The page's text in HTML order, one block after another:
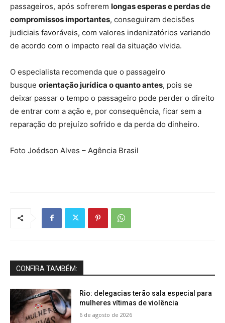
passageiros, após sofrerem longas esperas e perdas de
compromissos importantes, conseguiram decisões
judiciais favoráveis, com valores indenizatórios variando
de acordo com o impacto real da situação vivida.
O especialista recomenda que o passageiro
busque orientação jurídica o quanto antes, pois se
deixar passar o tempo o passageiro pode perder o direito
de entrar com a ação e, por consequência, ficar sem a
reparação do prejuízo sofrido e da perda do dinheiro.
Foto Joédson Alves – Agência Brasil
CONFIRA TAMBÉM:
Rio: delegacias terão sala especial para
mulheres vítimas de violência
6 de agosto de 2026